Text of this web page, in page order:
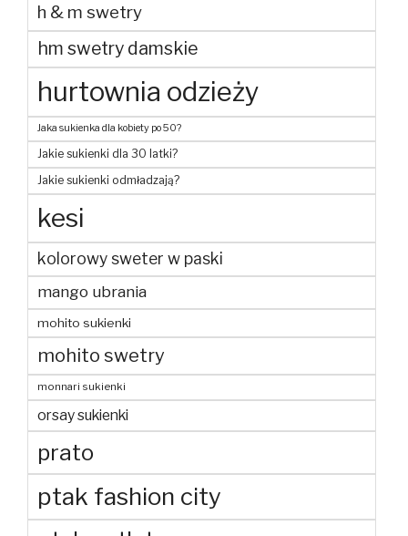
h & m swetry
hm swetry damskie
hurtownia odzieży
Jaka sukienka dla kobiety po 50?
Jakie sukienki dla 30 latki?
Jakie sukienki odmładzają?
kesi
kolorowy sweter w paski
mango ubrania
mohito sukienki
mohito swetry
monnari sukienki
orsay sukienki
prato
ptak fashion city